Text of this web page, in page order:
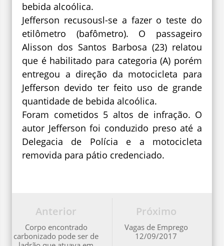
bebida alcoólica.
Jefferson recusousl-se a fazer o teste do
etilômetro (bafômetro). O passageiro
Alisson dos Santos Barbosa (23) relatou
que é habilitado para categoria (A) porém
entregou a direção da motocicleta para
Jefferson devido ter feito uso de grande
quantidade de bebida alcoólica.
Foram cometidos 5 altos de infração. O
autor Jefferson foi conduzido preso até a
Delegacia de Polícia e a motocicleta
removida para pátio credenciado.
Próximo
Vagas de Emprego
12/09/2017
Anterior
Corpo encontrado
carbonizado pode ser de